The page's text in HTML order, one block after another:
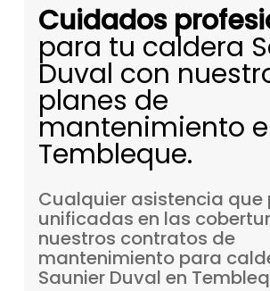
Cuidados
para tu caldera
Duval con
planes de
mantenimiento
Tembleque.
Cualquier asistencia que
unificadas en las
nuestros contratos de
mantenimiento para
Saunier Duval en